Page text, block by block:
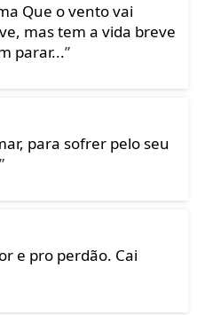
Que o vento vai
mas tem a vida breve
parar...”
para sofrer pelo seu
”
e pro perdão. Cai